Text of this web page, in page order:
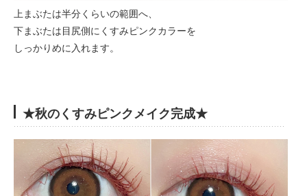
上まぶたは半分くらいの範囲へ、
下まぶたは目尻側にくすみピンクカラーを
しっかりめに入れます。
★秋のくすみピンクメイク完成★